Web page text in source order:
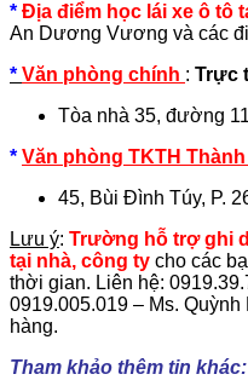
* Địa điểm học lái xe ô tô
An Dương Vương và các
* Văn phòng chính : Trực
Tòa nhà 35, đường
* Văn phòng TKTH
45, Bùi Đình Túy, P.
Lưu ý: Trường hỗ trợ ghi
tại nhà, công ty cho các
thời gian. Liên hệ:
0919.005.019 – Ms.
hàng.
Tham khảo thêm tin khác: